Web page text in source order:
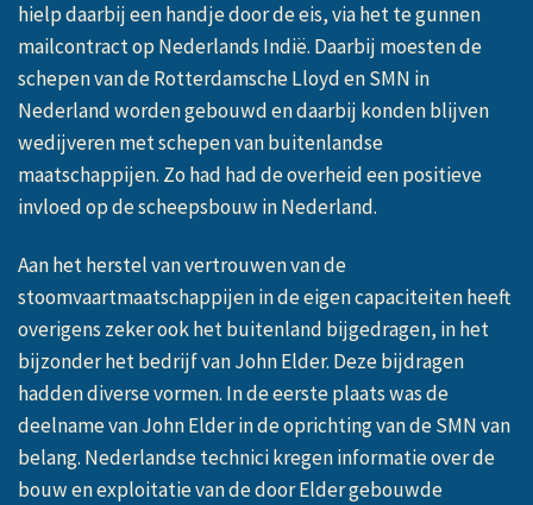
hielp daarbij een handje door de eis, via het te gunnen
mailcontract op Nederlands Indië. Daarbij moesten de
schepen van de Rotterdamsche Lloyd en SMN in
Nederland worden gebouwd en daarbij konden blijven
wedijveren met schepen van buitenlandse
maatschappijen. Zo had had de overheid een positieve
invloed op de scheepsbouw in Nederland.
Aan het herstel van vertrouwen van de
stoomvaartmaatschappijen in de eigen capaciteiten heeft
overigens zeker ook het buitenland bijgedragen, in het
bijzonder het bedrijf van John Elder. Deze bijdragen
hadden diverse vormen. In de eerste plaats was de
deelname van John Elder in de oprichting van de SMN van
belang. Nederlandse technici kregen informatie over de
bouw en exploitatie van de door Elder gebouwde